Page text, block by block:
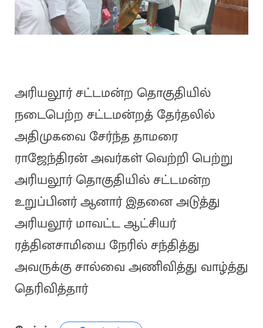
அரியலூர் சட்டமன்ற தொகுதியில்
நடைபெற்ற சட்டமன்றத் தேர்தலில்
அதிமுகவை சேர்ந்த தாமரை
ராஜேந்திரன் அவர்கள் வெற்றி பெற்று
அரியலூர் தொகுதியில் சட்டமன்ற
உறுப்பினர் ஆனார் இதனை அடுத்து
அரியலூர் மாவட்ட ஆட்சியர்
ரத்தினசாமியை நேரில் சந்தித்து
அவருக்கு சால்வை அணிவித்து வாழ்த்து
தெரிவித்தார்